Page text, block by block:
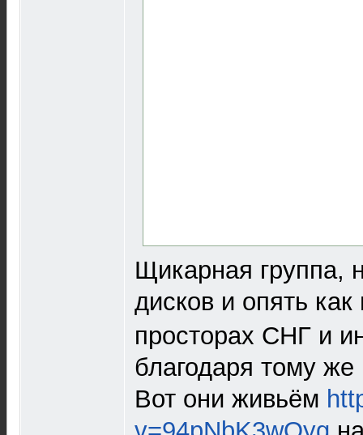
Щикарная группа,
дисков и опять
просторах СНГ и
благодаря тому
Вот они живьём